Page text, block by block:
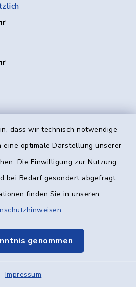
dass wir technisch notwendige
eine optimale Darstellung unserer
Die Einwilligung zur Nutzung
bei Bedarf gesondert abgefragt.
finden Sie in unseren
.
genommen
Impressum
Kontakt
Kommunikation
Sitemap